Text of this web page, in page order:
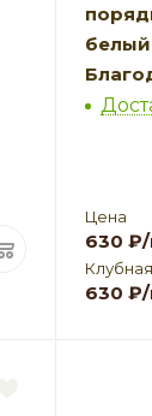
белый
Цена
630 ₽
630 ₽